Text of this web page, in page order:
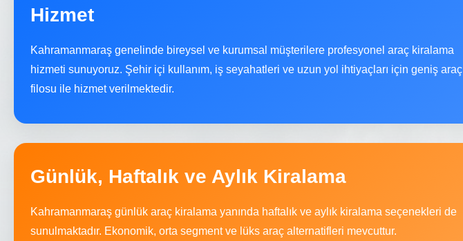
Hizmet
Kahramanmaraş genelinde bireysel ve kurumsal müşterilere profesyonel araç kiralama
hizmeti sunuyoruz. Şehir içi kullanım, iş seyahatleri ve uzun yol ihtiyaçları için geniş araç
filosu ile hizmet verilmektedir.
Günlük, Haftalık ve Aylık Kiralama
Kahramanmaraş günlük araç kiralama yanında haftalık ve aylık kiralama seçenekleri de
sunulmaktadır. Ekonomik, orta segment ve lüks araç alternatifleri mevcuttur.